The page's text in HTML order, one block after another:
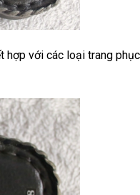
hợp với các loại trang